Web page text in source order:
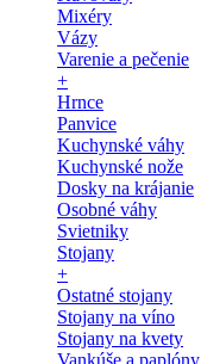
Mixéry
Vázy
Varenie a pečenie
+
Hrnce
Panvice
Kuchynské váhy
Kuchynské nože
Dosky na krájanie
Osobné váhy
Svietniky
Stojany
+
Ostatné stojany
Stojany na víno
Stojany na kvety
Vankúše a paplóny